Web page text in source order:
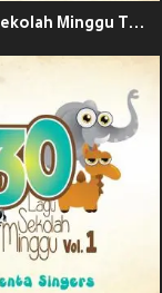
30 Lagu Sekolah Minggu Terbaik, Vol. 4